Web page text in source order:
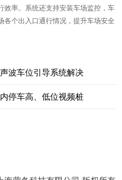
效率。系统还支持安装车场监控，车
各个出入口通行情况，提升车场安全
波车位引导系统解决
停车高、低位视频桩